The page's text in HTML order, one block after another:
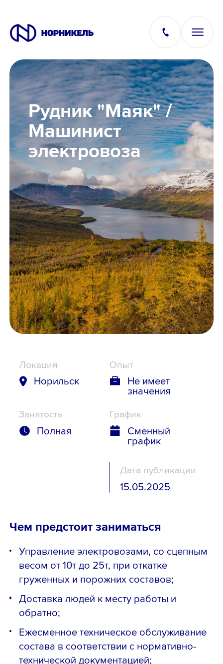
Вакансии
Производство
Офис
IT
Студентам
Школьникам
Локации
8 800 700-19-43
Рудник "Маяк" /
Машинист
электровоза
Локация
Норильск
Опыт
Не имеет
значения
Занятость
Полная
График
Сменный
график
Дата публикации
15.05.2025
Чем предстоит заниматься
Управление электровозами, со сцепным
весом от 10т до 25т, при откатке
груженных и порожних составов;
Доставка людей к месту работы и
обратно;
Ежесменное техническое обслуживание
состава в соответствии с нормативно-
технической документацией;